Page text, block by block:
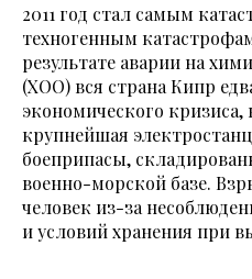
2011 год стал самым
техногенным
результате аварии на
(ХОО) вся страна Кипр
экономического
крупнейшая
боеприпасы,
военно-морской базе.
человек из-за
и условий хранения при